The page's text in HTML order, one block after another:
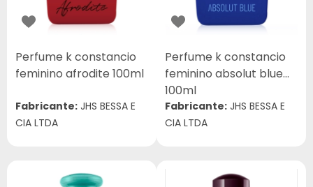
Perfume k constancio
feminino afrodite 100ml
Fabricante: JHS BESSA E
CIA LTDA
Perfume k constancio
feminino absolut blue
100ml
Fabricante: JHS BESSA E
CIA LTDA